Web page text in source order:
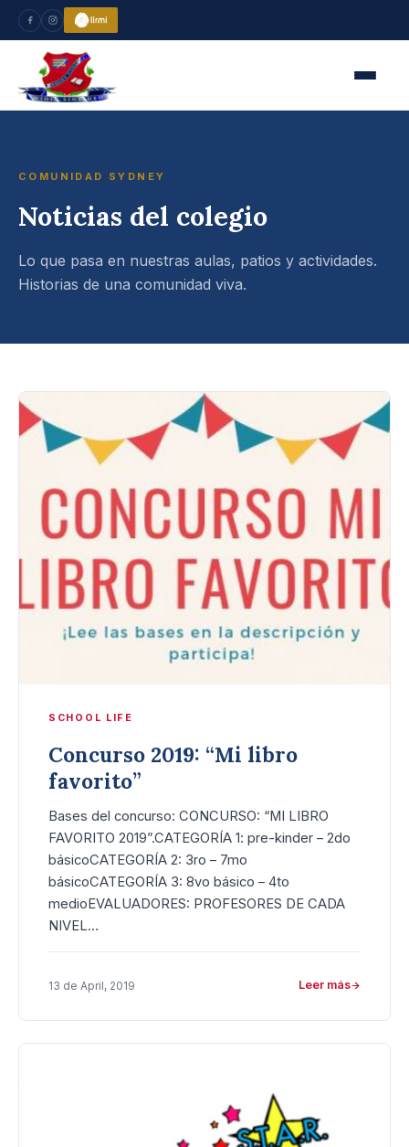
COMUNIDAD SYDNEY
Noticias del colegio
Lo que pasa en nuestras aulas, patios y actividades.
Historias de una comunidad viva.
SCHOOL LIFE
Concurso 2019: “Mi libro
favorito”
Bases del concurso: CONCURSO: “MI LIBRO
FAVORITO 2019”.CATEGORÍA 1: pre-kinder – 2do
básicoCATEGORÍA 2: 3ro – 7mo
básicoCATEGORÍA 3: 8vo básico – 4to
medioEVALUADORES: PROFESORES DE CADA
NIVEL…
13 de April, 2019 Leer más